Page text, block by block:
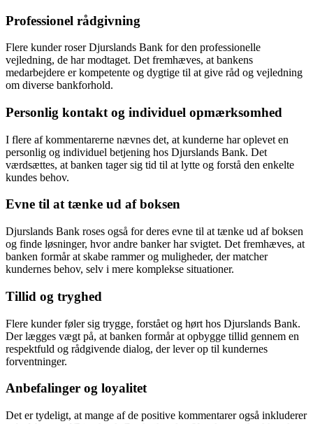
Professionel rådgivning
Flere kunder roser Djurslands Bank for den professionelle
vejledning, de har modtaget. Det fremhæves, at bankens
medarbejdere er kompetente og dygtige til at give råd og vejledning
om diverse bankforhold.
Personlig kontakt og individuel opmærksomhed
I flere af kommentarerne nævnes det, at kunderne har oplevet en
personlig og individuel betjening hos Djurslands Bank. Det
værdsættes, at banken tager sig tid til at lytte og forstå den enkelte
kundes behov.
Evne til at tænke ud af boksen
Djurslands Bank roses også for deres evne til at tænke ud af boksen
og finde løsninger, hvor andre banker har svigtet. Det fremhæves, at
banken formår at skabe rammer og muligheder, der matcher
kundernes behov, selv i mere komplekse situationer.
Tillid og tryghed
Flere kunder føler sig trygge, forstået og hørt hos Djurslands Bank.
Der lægges vægt på, at banken formår at opbygge tillid gennem en
respektfuld og rådgivende dialog, der lever op til kundernes
forventninger.
Anbefalinger og loyalitet
Det er tydeligt, at mange af de positive kommentarer også inkluderer